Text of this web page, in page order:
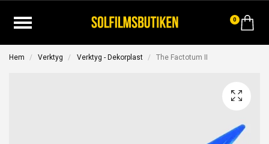
0
Hem Verktyg Verktyg - Dekorplast The Factotum II